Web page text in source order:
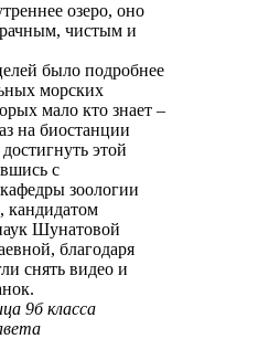
озеро, оно
чистым и
было подробнее
морских
мало кто знает –
на биостанции
этой
с
зоологии
кандидатом
Шунатовой
благодаря
снять видео и
9б класса